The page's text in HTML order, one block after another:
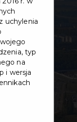
uchylenia
typ
na
i wersja